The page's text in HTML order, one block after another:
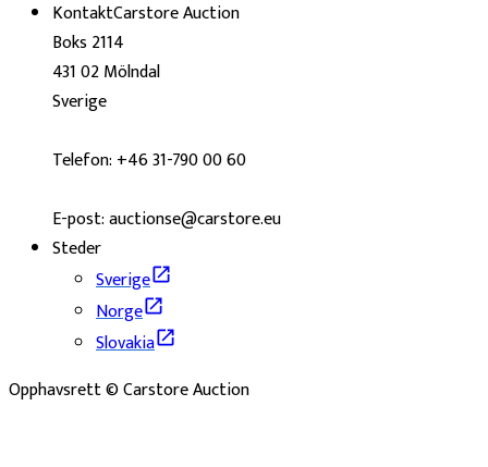
KontaktCarstore Auction
Boks 2114
431 02 Mölndal
Sverige
Telefon: +46 31-790 00 60
E-post: auctionse@carstore.eu
Steder
Sverige
Norge
Slovakia
Opphavsrett © Carstore Auction